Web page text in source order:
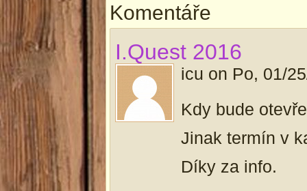
Komentáře
I.Quest 2016
icu on Po, 01/
Kdy bude
Jinak termín v
Díky za info.